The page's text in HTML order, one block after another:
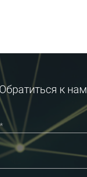
Обратиться к нам